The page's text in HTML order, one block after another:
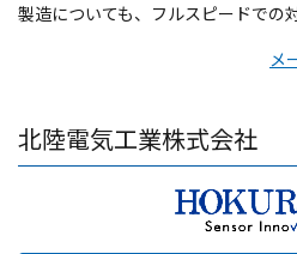
製造についても、フルスピードでの
メ
北陸電気工業株式会社